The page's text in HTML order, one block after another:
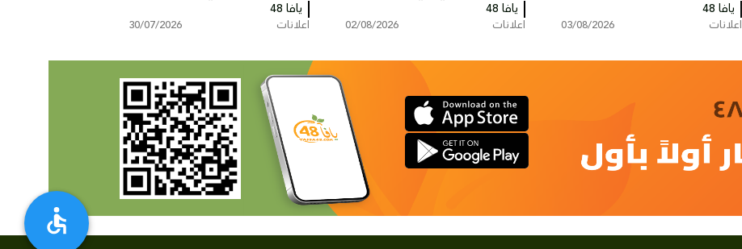
سريس
يافا 48
اعلانات 03/08/2026
يافا 48
اعلانات 02/08/2026
ريشون لتسيون
يافا 48
اعلانات 30/07/2026